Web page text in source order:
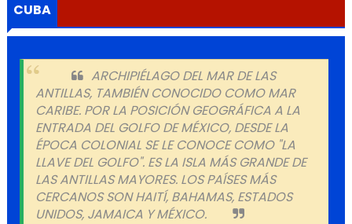
CUBA
ARCHIPIÉLAGO DEL MAR DE LAS
ANTILLAS, TAMBIÉN CONOCIDO COMO MAR
CARIBE. POR LA POSICIÓN GEOGRÁFICA A LA
ENTRADA DEL GOLFO DE MÉXICO, DESDE LA
ÉPOCA COLONIAL SE LE CONOCE COMO "LA
LLAVE DEL GOLFO". ES LA ISLA MÁS GRANDE DE
LAS ANTILLAS MAYORES. LOS PAÍSES MÁS
CERCANOS SON HAITÍ, BAHAMAS, ESTADOS
UNIDOS, JAMAICA Y MÉXICO.